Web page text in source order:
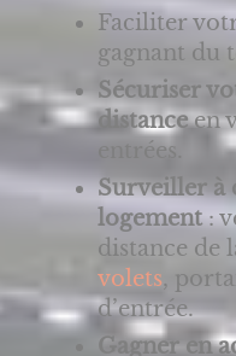
Faciliter
gagnant du
Sécuriser
distanceen
entrées.
Surveiller à
logement:
distance de
volets,
d’entrée.
Gagner en